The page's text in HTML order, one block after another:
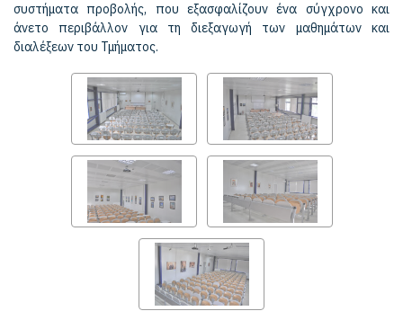
συστήματα προβολής, που εξασφαλίζουν ένα σύγχρονο και
άνετο περιβάλλον για τη διεξαγωγή των μαθημάτων και
διαλέξεων του Τμήματος.